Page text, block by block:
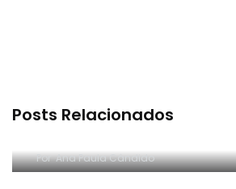
Posts Relacionados
PorAna Paula Cândido
Resenha em vídeo: Ponto, da